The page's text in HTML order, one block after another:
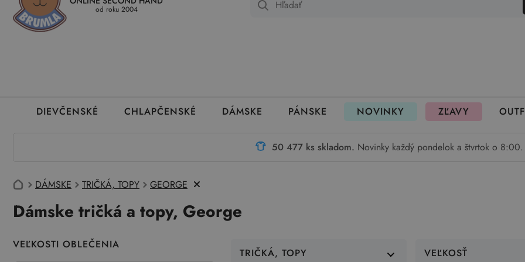
Kedy a ako dostanem tovar Ako môžem vrátiť oblečenie Ako fungujú rezervácie
od roku 2004
DIEVČENSKÉ CHLAPČENSKÉ DÁMSKE PÁNSKE NOVINKY ZĽAVY
50 477 ks skladom. Novinky každý pondelok a štvrtok o 8:00.
DÁMSKE TRIČKÁ, TOPY GEORGE
Dámske tričká a topy, George
VEĽKOSTI OBLEČENIA
TRIČKÁ, TOPY VEĽKOSŤ